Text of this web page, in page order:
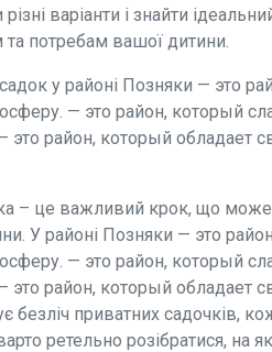
варіанти і знайти
потребам вашої дитини.
у районі Позняки — это
— это район, который
это район, который обладает
– це важливий крок, що може
У районі Позняки — это
— это район, который
это район, который обладает
безліч приватних садочків,
ретельно розібратися, на